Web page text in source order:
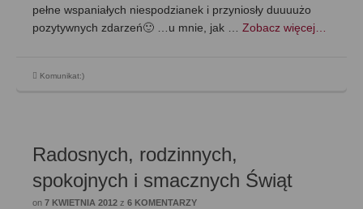
pełne wspaniałych niespodzianek i przyniosły duuuużo
pozytywnych zdarzeń🙂 …u mnie, jak … Zobacz więcej…
Komunikat:)
Radosnych, rodzinnych,
spokojnych i smacznych Świąt
on 7 KWIETNIA 2012 z 6 KOMENTARZY